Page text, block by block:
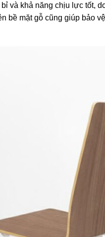
và khả năng chịu lực tốt,
bề mặt gỗ cũng giúp bảo